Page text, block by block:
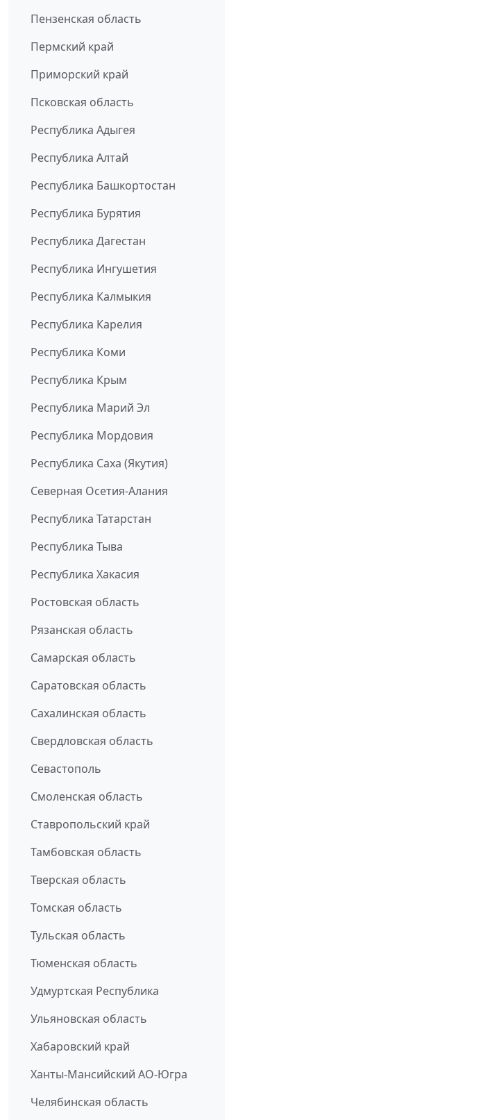
Пензенская область
Пермский край
Приморский край
Псковская область
Республика Адыгея
Республика Алтай
Республика Башкортостан
Республика Бурятия
Республика Дагестан
Республика Ингушетия
Республика Калмыкия
Республика Карелия
Республика Коми
Республика Крым
Республика Марий Эл
Республика Мордовия
Республика Саха (Якутия)
Северная Осетия-Алания
Республика Татарстан
Республика Тыва
Республика Хакасия
Ростовская область
Рязанская область
Самарская область
Саратовская область
Сахалинская область
Свердловская область
Севастополь
Смоленская область
Ставропольский край
Тамбовская область
Тверская область
Томская область
Тульская область
Тюменская область
Удмуртская Республика
Ульяновская область
Хабаровский край
Ханты-Мансийский АО-Югра
Челябинская область